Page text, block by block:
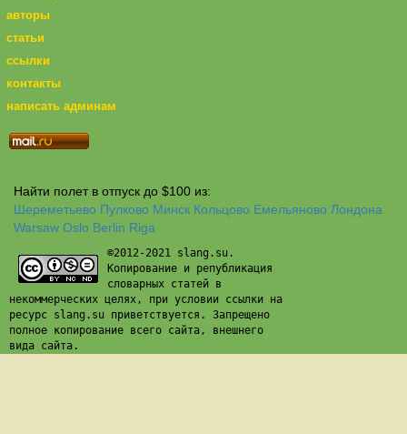
авторы
статьи
ссылки
контакты
написать админам
Найти полет в отпуск до $100 из:
Шереметьево Пулково Минск Кольцово Емельяново Лондона
Warsaw Oslo Berlin Riga
©2012-2021 slang.su.
Копирование и републикация
словарных статей в
некоммерческих целях, при условии ссылки на
ресурс slang.su приветствуется. Запрещено
полное копирование всего сайта, внешнего
вида сайта.